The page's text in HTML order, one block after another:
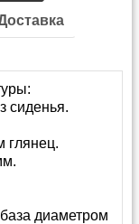
сиденья.
глянец.
диаметром